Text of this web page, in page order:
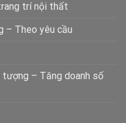
trí nội thất
– Theo yêu cầu
tượng – Tăng doanh số